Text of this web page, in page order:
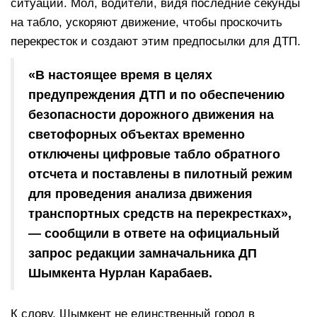
ситуаций. Мол, водители, видя последние секунды
на табло, ускоряют движение, чтобы проскочить
перекресток и создают этим предпосылки для ДТП.
«В настоящее время в целях
предупреждения ДТП и по обеспечению
безопасности дорожного движения на
светофорных объектах временно
отключены цифровые табло обратного
отсчета и поставлены в пилотный режим
для проведения анализа движения
транспортных средств на перекрестках»,
— сообщили в ответе на официальный
запрос редакции замначальника ДП
Шымкента Нурлан Карабаев.
К слову, Шымкент не единственный город в